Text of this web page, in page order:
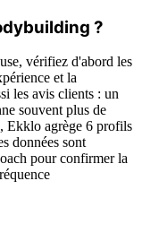
?
vérifiez d'abord les
et la
les avis clients : un
souvent plus de
Ekklo agrège 6 profils
données sont
pour confirmer la